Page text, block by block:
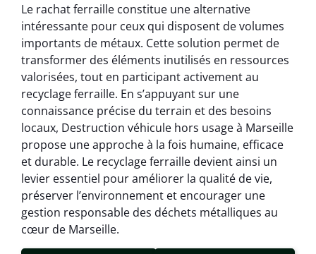
Le rachat ferraille constitue une alternative
intéressante pour ceux qui disposent de volumes
importants de métaux. Cette solution permet de
transformer des éléments inutilisés en ressources
valorisées, tout en participant activement au
recyclage ferraille. En s’appuyant sur une
connaissance précise du terrain et des besoins
locaux, Destruction véhicule hors usage à Marseille
propose une approche à la fois humaine, efficace
et durable. Le recyclage ferraille devient ainsi un
levier essentiel pour améliorer la qualité de vie,
préserver l’environnement et encourager une
gestion responsable des déchets métalliques au
cœur de Marseille.